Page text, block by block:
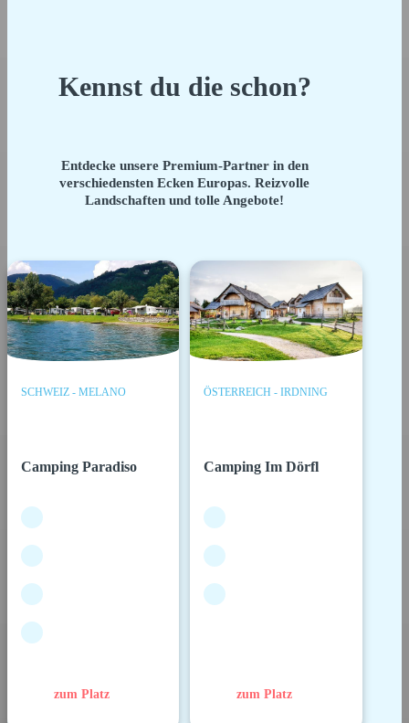
Kennst du die schon?
Entdecke unsere Premium-Partner in den
verschiedensten Ecken Europas. Reizvolle
Landschaften und tolle Angebote!
SCHWEIZ - MELANO
Camping Paradiso
zum Platz
ÖSTERREICH - IRDNING
Camping Im Dörfl
zum Platz